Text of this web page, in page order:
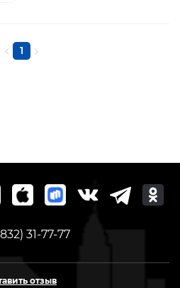
1
31-77-77
отзыв